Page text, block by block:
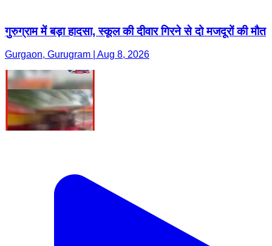
गुरुग्राम में बड़ा हादसा, स्कूल की दीवार गिरने से दो मजदूरों की मौत
Gurgaon, Gurugram | Aug 8, 2026